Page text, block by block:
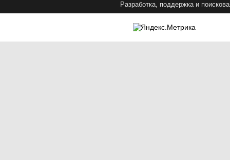
Разработка, поддержка и